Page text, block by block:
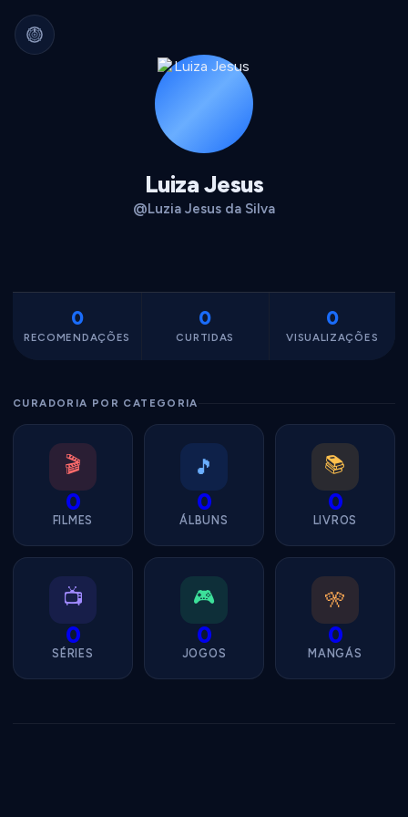
Arquivo Cultural Permanente
Filmes, álbuns, livros e
séries guardados para sempre.
Sua curadoria pode
migrar para qualquer plataforma.
Exportável, interoperável,
Luiza Jesus
@Luzia Jesus da Silva
0
RECOMENDAÇÕES
0
CURTIDAS
0
VISUALIZAÇÕES
CURADORIA POR CATEGORIA
🎬
0
FILMES
🎵
0
ÁLBUNS
📚
0
LIVROS
📺
0
SÉRIES
🎮
0
JOGOS
🎌
0
MANGÁS